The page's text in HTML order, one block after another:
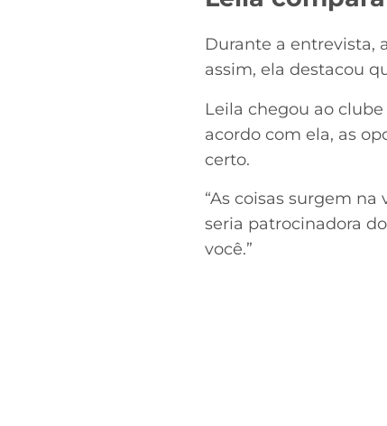
Durante a entrevista,
assim, ela destacou
Leila chegou ao
acordo com ela, as
certo.
“As coisas surgem
seria patrocinadora
você.”